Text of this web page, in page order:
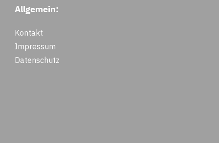
Allgemein:
Kontakt
Impressum
Datenschutz